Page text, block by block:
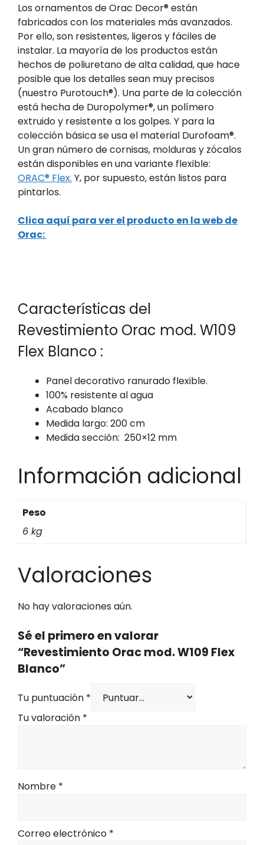
Los ornamentos de Orac Decor® están
fabricados con los materiales más avanzados.
Por ello, son resistentes, ligeros y fáciles de
instalar. La mayoría de los productos están
hechos de poliuretano de alta calidad, que hace
posible que los detalles sean muy precisos
(nuestro Purotouch®). Una parte de la colección
está hecha de Duropolymer®, un polímero
extruido y resistente a los golpes. Y para la
colección básica se usa el material Durofoam®.
Un gran número de cornisas, molduras y zócalos
están disponibles en una variante flexible:
ORAC® Flex. Y, por supuesto, están listos para
pintarlos.
Clica aquí para ver el producto en la web de
Orac:
Características del
Revestimiento Orac mod. W109
Flex Blanco :
Panel decorativo ranurado flexible.
100% resistente al agua
Acabado blanco
Medida largo: 200 cm
Medida sección: 250×12 mm
Información adicional
Peso
6 kg
Valoraciones
No hay valoraciones aún.
Sé el primero en valorar
“Revestimiento Orac mod. W109 Flex
Blanco”
Tu puntuación *
Tu valoración *
Nombre *
Correo electrónico *